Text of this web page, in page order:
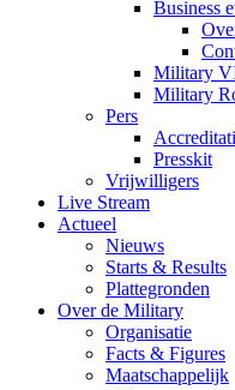
Business
Military
Military
Pers
Presskit
Vrijwilligers
Live Stream
Actueel
Nieuws
Starts & Results
Plattegronden
Over de Military
Organisatie
Facts & Figures
Maatschappelijk